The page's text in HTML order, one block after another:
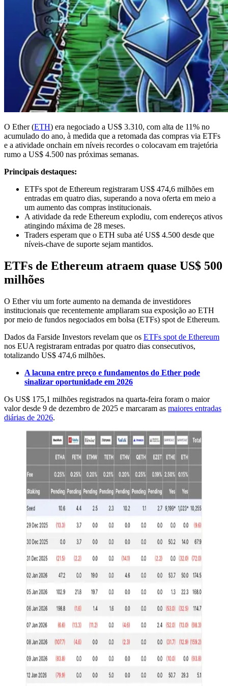
O Ether (ETH) era negociado a US$ 3.310, com alta de 11% no
acumulado do ano, à medida que a retomada das compras via ETFs
e a atividade onchain em níveis recordes o colocavam em trajetória
rumo a US$ 4.500 nas próximas semanas.
Principais destaques:
ETFs spot de Ethereum registraram US$ 474,6 milhões em
entradas em quatro dias, superando a nova oferta em meio a
um aumento das compras institucionais.
A atividade da rede Ethereum explodiu, com endereços ativos
atingindo máxima de 28 meses.
Traders esperam que o ETH suba até US$ 4.500 desde que
níveis-chave de suporte sejam mantidos.
ETFs de Ethereum atraem quase US$ 500
milhões
O Ether viu um forte aumento na demanda de investidores
institucionais que recentemente ampliaram sua exposição ao ETH
por meio de fundos negociados em bolsa (ETFs) spot de Ethereum.
Dados da Farside Investors revelam que os ETFs spot de Ethereum
nos EUA registraram entradas por quatro dias consecutivos,
totalizando US$ 474,6 milhões.
A lacuna entre preço e fundamentos do Ether pode
sinalizar oportunidade em 2026
Os US$ 175,1 milhões registrados na quarta-feira foram o maior
valor desde 9 de dezembro de 2025 e marcaram as maiores entradas
diárias de 2026.